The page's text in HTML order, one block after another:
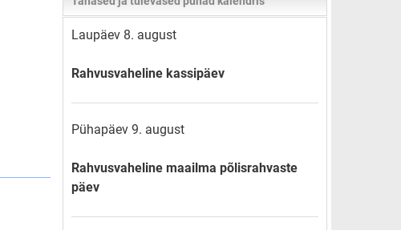
Laupäev 8. august
Rahvusvaheline kassipäev
Pühapäev 9. august
Rahvusvaheline maailma põlisrahvaste
päev